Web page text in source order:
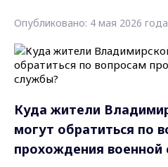
Опубликовано: 4 мая 2026 года
Куда жители
могут обратиться по
прохождения военной